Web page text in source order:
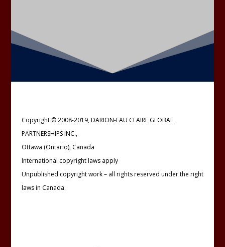
Copyright © 2008-2019, DARION-EAU CLAIRE GLOBAL
PARTNERSHIPS INC.,
Ottawa (Ontario), Canada
International copyright laws apply
Unpublished copyright work – all rights reserved under the right
laws in Canada.